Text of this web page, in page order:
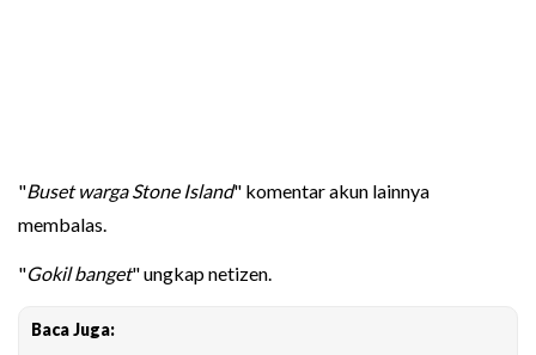
"Buset warga Stone Island" komentar akun lainnya
membalas.
"Gokil banget" ungkap netizen.
Baca Juga: